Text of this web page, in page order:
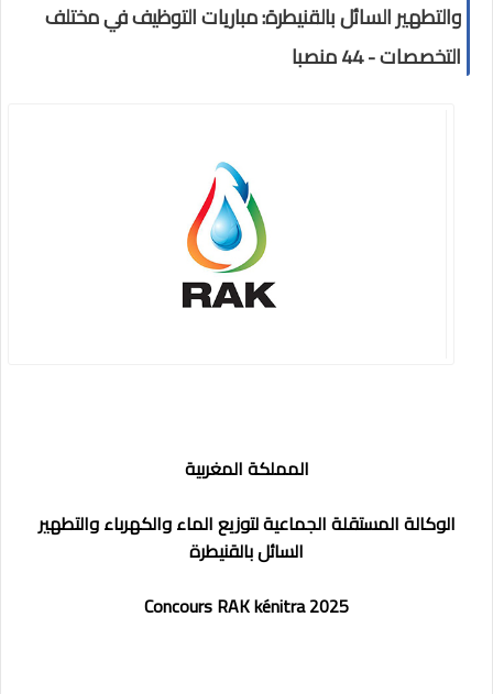
والتطهير السائل بالقنيطرة: مباريات التوظيف في مختلف
التخصصات - 44 منصبا
المملكة المغربية
الوكالة المستقلة الجماعية لتوزيع الماء والكهرباء والتطهير
السائل بالقنيطرة
Concours RAK kénitra 2025